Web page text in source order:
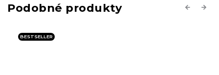
Previous
BESTSELLER
Next